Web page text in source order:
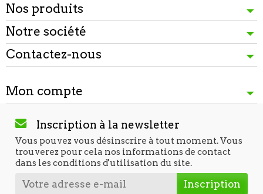
Nos produits
Notre société
Contactez-nous
Mon compte
Inscription à la newsletter
Vous pouvez vous désinscrire à tout moment. Vous
trouverez pour cela nos informations de contact
dans les conditions d'utilisation du site.